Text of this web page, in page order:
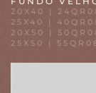
20X40 |
25X40 |
20X50 |
25X50 |